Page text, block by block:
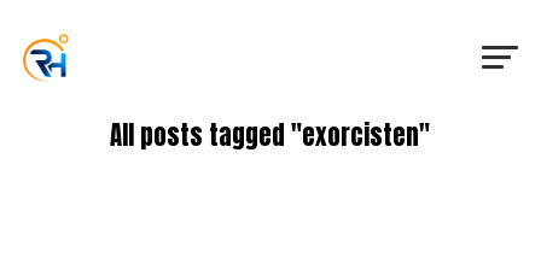
All posts tagged "exorcisten"